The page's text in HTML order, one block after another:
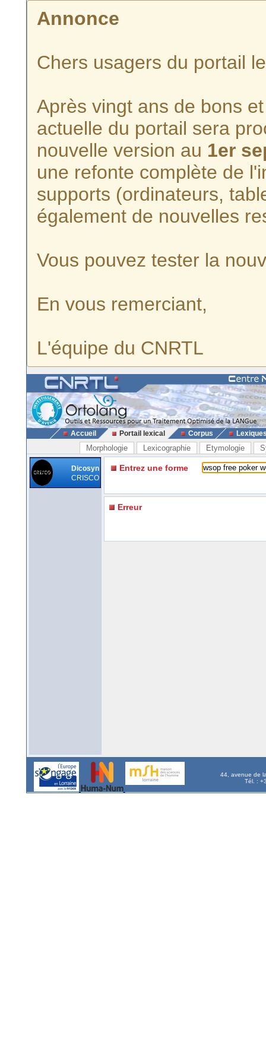
Annonce
Chers usagers du portail
Après vingt ans de bons
actuelle du portail sera
nouvelle version au 1er
une refonte complète de
supports (ordinateurs,
également de nouvelles
Vous pouvez tester la
En vous remerciant,
L'équipe du CNRTL
Accueil Portail lexical Corpus
Morphologie Lexicographie Etymologie
Dicosyn
CRISCO
Entrez une forme
Erreur
44, avenue de
Tél. :